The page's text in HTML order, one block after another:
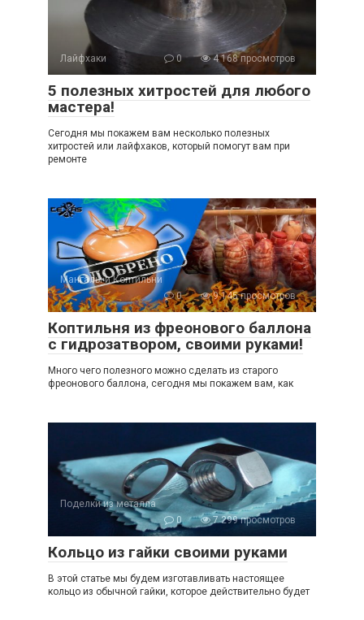
Лайфхаки 0 4 168 просмотров
5 полезных хитростей для любого
мастера!
Сегодня мы покажем вам несколько полезных
хитростей или лайфхаков, который помогут вам при
ремонте
Мангалы и Коптильни
0
9 145 просмотров
Коптильня из фреонового баллона
с гидрозатвором, своими руками!
Много чего полезного можно сделать из старого
фреонового баллона, сегодня мы покажем вам, как
Поделки из металла
0
7 299 просмотров
Кольцо из гайки своими руками
В этой статье мы будем изготавливать настоящее
кольцо из обычной гайки, которое действительно будет